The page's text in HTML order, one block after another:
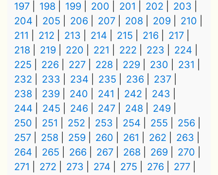
197
198 199 200 201 202
203
204
205 206 207 208 209
210
211
212 213 214 215 216
217
218
219 220 221 222 223
224
225
226 227 228 229 230
231
232
233 234 235 236
237
238
239 240 241 242
243
244
245 246 247 248
249
250
251 252 253 254 255
256
257
258 259 260 261 262
263
264
265 266 267 268 269
270
271
272 273 274 275 276
277